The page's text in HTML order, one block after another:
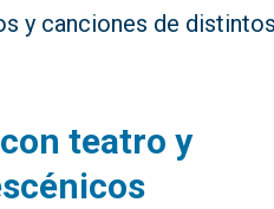
y canciones de distintos
teatro y